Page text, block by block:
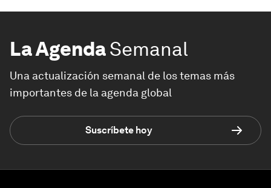
La AgendaSemanal
Una actualización semanal de los temas más
importantes de la agenda global
Suscríbete hoy